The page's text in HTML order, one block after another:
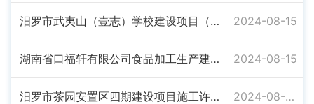
汨罗市武夷山（壹志）学校建设项目（地下室、地上及室外工程）施工许可证 2024-08-15
湖南省口福轩有限公司食品加工生产建设项目施工许可证 2024-08-15
汨罗市茶园安置区四期建设项目施工许可证 2024-08-09